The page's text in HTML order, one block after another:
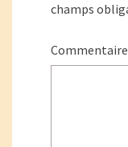
champs
Commentaire